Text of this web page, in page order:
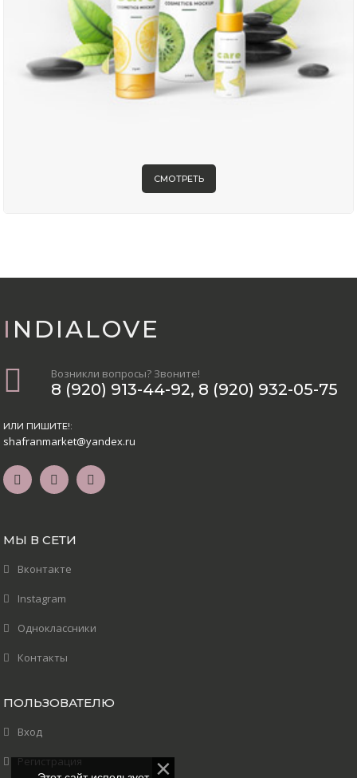
СМОТРЕТЬ
INDIALOVE
Возникли вопросы? Звоните!
8 (920) 913-44-92, 8 (920) 932-05-75
ИЛИ ПИШИТЕ!:
shafranmarket@yandex.ru
МЫ В СЕТИ
Вконтакте
Instagram
Одноклассники
Контакты
ПОЛЬЗОВАТЕЛЮ
Вход
Регистрация